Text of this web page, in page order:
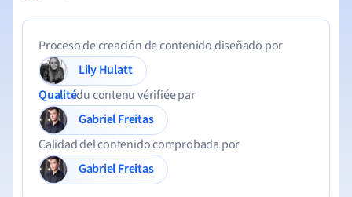
Proceso de creación de contenido diseñado por
Lily Hulatt
Qualitédu contenu vérifiée par
Gabriel Freitas
Calidad del contenido comprobada por
Gabriel Freitas